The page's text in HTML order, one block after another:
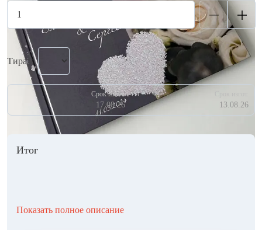
Тираж
Срок изгот.
17.08.26 13.08.26
Итог
Показать полное описание